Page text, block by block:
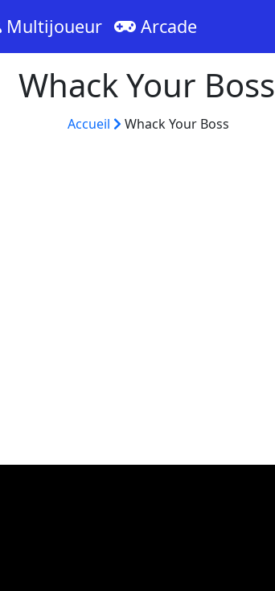
Multijoueur Arcade
Whack Your Boss
Accueil Whack Your Boss